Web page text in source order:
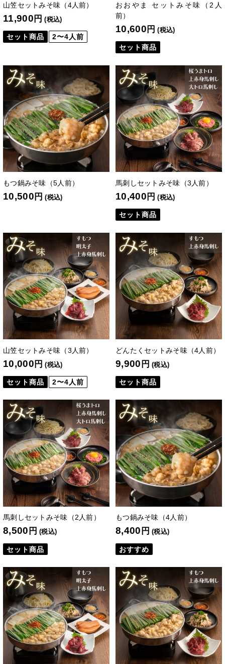
山笠セットみそ味（4人前）
11,900 円 (税込)
セット商品 2〜4人前
おおやま セットみそ味（2人
前）
10,600 円 (税込)
セット商品
もつ鍋みそ味（5人前）
10,500 円 (税込)
馬刺しセットみそ味（3人前）
10,400 円 (税込)
セット商品
山笠セットみそ味（3人前）
10,000 円 (税込)
セット商品 2〜4人前
どんたくセットみそ味（4人前）
9,900 円 (税込)
セット商品
馬刺しセットみそ味（2人前）
8,500 円 (税込)
セット商品
もつ鍋みそ味（4人前）
8,400 円 (税込)
おすすめ